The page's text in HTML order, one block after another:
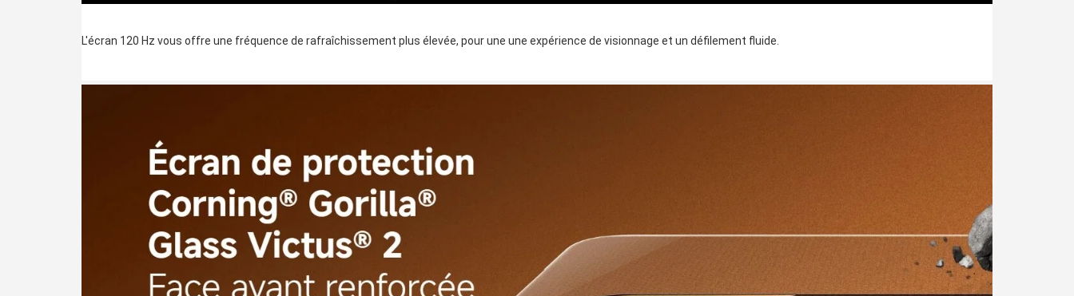
L'écran 120 Hz vous offre une fréquence de rafraîchissement plus élevée, pour une une expérience de visionnage et un défilement fluide.